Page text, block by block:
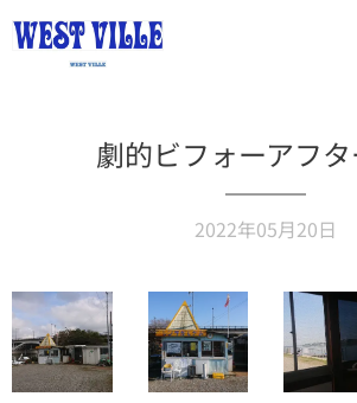
劇的ビフォーアフタ
2022年05月20日